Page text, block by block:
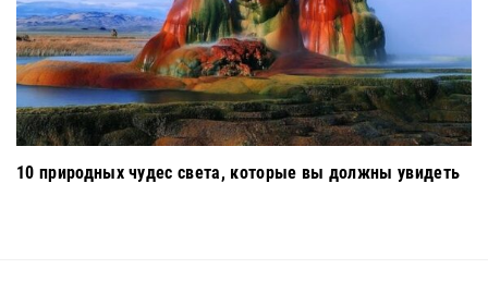
10 природных чудес света, которые вы должны увидеть